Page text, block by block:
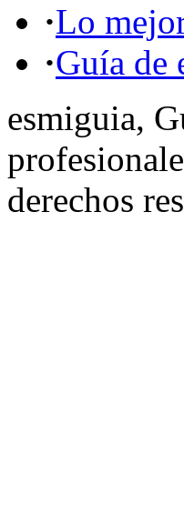
·Lo
·Guía de
esmiguia,
derechos